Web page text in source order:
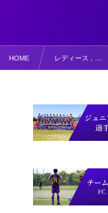
HOME レディース , …